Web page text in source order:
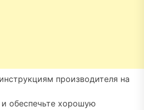
производителя на
обеспечьте хорошую